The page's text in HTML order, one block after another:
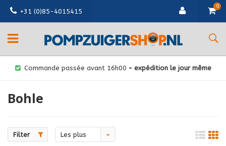
+31 (0)85-4015415
0
Commande passée avant 16h00 = expédition le jour même
Bohle
Filter
Les plus